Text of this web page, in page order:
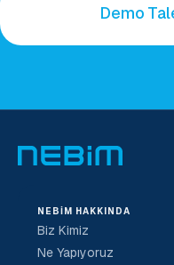
Demo
NEBIM HAKKINDA
Biz Kimiz
Ne Yapıyoruz